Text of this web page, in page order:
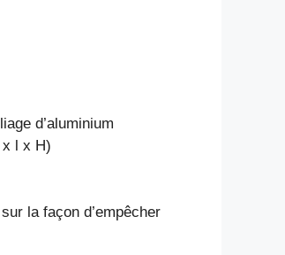
d’aluminium
x l x H)
la façon d’empêcher